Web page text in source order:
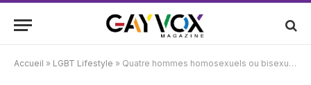
Accueil » LGBT Lifestyle » Quatre hommes homosexuels ou bisexuels diagnostiqués avec la variole du singe lors d’une épidémie «inhabituelle» au Royaume-Uni